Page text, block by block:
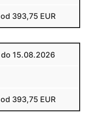
od 393,75 EUR
do 15.08.2026
od 393,75 EUR